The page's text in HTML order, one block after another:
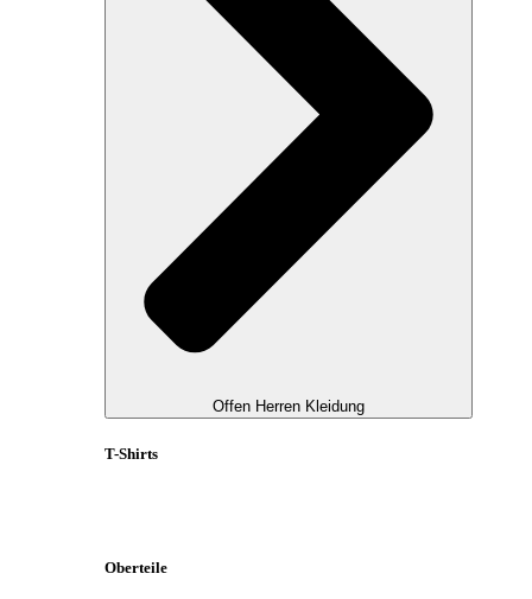
Offen Herren Kleidung
T-Shirts
Oberteile